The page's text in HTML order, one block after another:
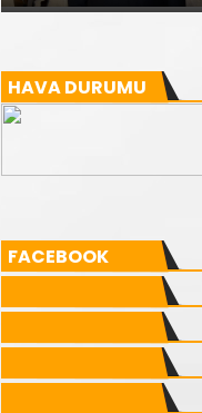
HAVA DURUMU
FACEBOOK